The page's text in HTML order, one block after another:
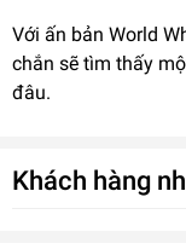
Với ấn bản World
chắn sẽ tìm thấy
đâu.
Khách hàng